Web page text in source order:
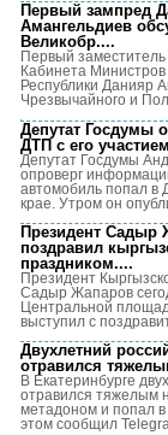
Первый зампред
Амангельдиев
Великобр....
Первый
Кабинета
Республики Данияр
Чрезвычайного и
Депутат Госдумы
ДТП с его
Депутат Госдумы
опроверг
автомобиль попал в
крае. Утром он
Президент Садыр
поздравил
праздником....
Президент
Садыр Жапаров
Центральной
выступил с
Двухлетний
отравился
В Екатеринбурге
отравился тяжелым
метадоном и попал
этом сообщил